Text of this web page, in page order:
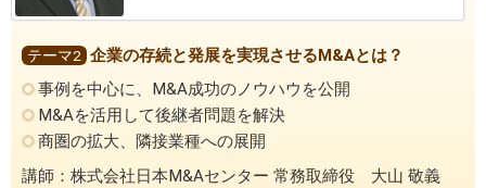
テーマ2 企業の存続と発展を実現させるM&Aとは？
事例を中心に、M&A成功のノウハウを公開
M&Aを活用して後継者問題を解決
商圏の拡大、隣接業種への展開
講師：株式会社日本M&Aセンター 常務取締役 大山 敬義